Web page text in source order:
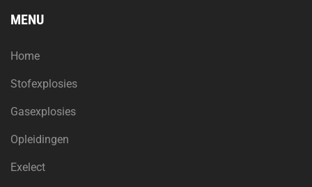
MENU
Home
Stofexplosies
Gasexplosies
Opleidingen
Exelect